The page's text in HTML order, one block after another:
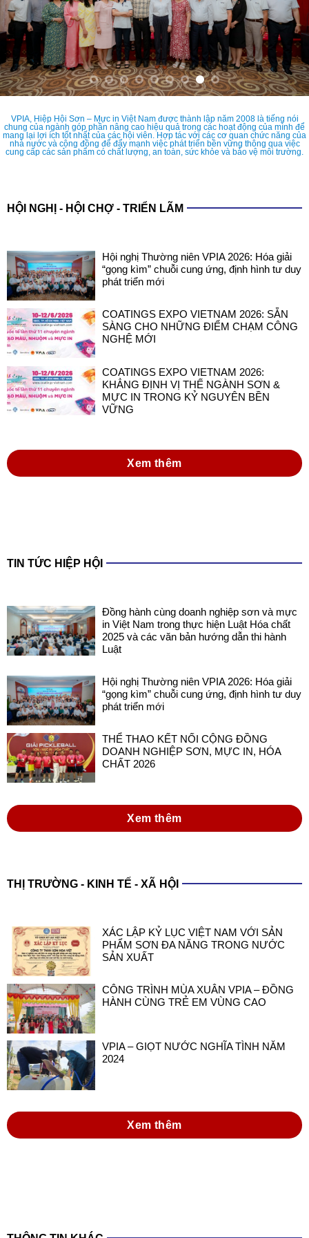
VPIA, Hiệp Hội Sơn – Mực in Việt Nam được thành lập năm 2008 là tiếng nói
chung của ngành góp phần nâng cao hiệu quả trong các hoạt động của mình để
mang lại lợi ích tốt nhất của các hội viên. Hợp tác với các cơ quan chức năng của
nhà nước và cộng đồng để đẩy mạnh việc phát triển bền vững thông qua việc
cung cấp các sản phẩm có chất lượng, an toàn, sức khỏe và bảo vệ môi trường.
HỘI NGHỊ - HỘI CHỢ - TRIỂN LÃM
Hội nghị Thường niên VPIA 2026: Hóa giải
“gọng kìm” chuỗi cung ứng, định hình tư duy
phát triển mới
COATINGS EXPO VIETNAM 2026: SẴN
SÀNG CHO NHỮNG ĐIỂM CHẠM CÔNG
NGHỆ MỚI
COATINGS EXPO VIETNAM 2026:
KHẲNG ĐỊNH VỊ THẾ NGÀNH SƠN &
MỰC IN TRONG KỶ NGUYÊN BỀN
VỮNG
Xem thêm
TIN TỨC HIỆP HỘI
Đồng hành cùng doanh nghiệp sơn và mực
in Việt Nam trong thực hiện Luật Hóa chất
2025 và các văn bản hướng dẫn thi hành
Luật
Hội nghị Thường niên VPIA 2026: Hóa giải
“gọng kìm” chuỗi cung ứng, định hình tư duy
phát triển mới
THỂ THAO KẾT NỐI CỘNG ĐỒNG
DOANH NGHIỆP SƠN, MỰC IN, HÓA
CHẤT 2026
Xem thêm
THỊ TRƯỜNG - KINH TẾ - XÃ HỘI
XÁC LẬP KỶ LỤC VIỆT NAM VỚI SẢN
PHẨM SƠN ĐA NĂNG TRONG NƯỚC
SẢN XUẤT
CÔNG TRÌNH MÙA XUÂN VPIA – ĐỒNG
HÀNH CÙNG TRẺ EM VÙNG CAO
VPIA – GIỌT NƯỚC NGHĨA TÌNH NĂM
2024
Xem thêm